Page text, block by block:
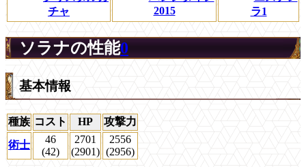
チャ
2015
ラ1
ソラナの性能0
基本情報
種族 コスト HP
攻撃力
術士
46
(42)
2701
(2901)
2556
(2956)